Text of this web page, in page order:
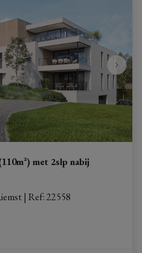
met 2slp nabij
| Ref: 22558